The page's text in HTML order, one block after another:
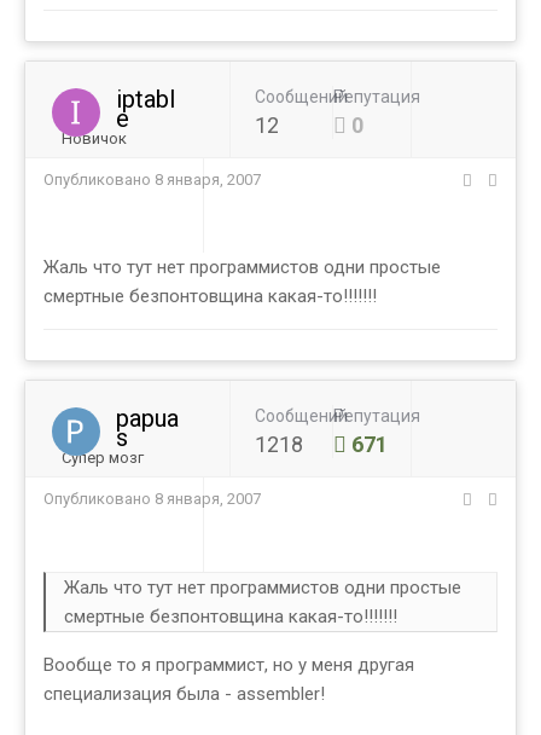
iptabl
e
Новичок
Сообщений
12
Репутация
0
Опубликовано 8 января, 2007
Жаль что тут нет программистов одни простые
смертные безпонтовщина какая-то!!!!!!!
papua
s
Супер мозг
Сообщений
1218
Репутация
671
Опубликовано 8 января, 2007
Жаль что тут нет программистов одни простые
смертные безпонтовщина какая-то!!!!!!!
Вообще то я программист, но у меня другая
специализация была - assembler!